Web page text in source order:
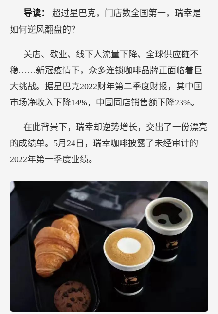
导读： 超过星巴克，门店数全国第一，瑞幸是
如何逆风翻盘的？
关店、歇业、线下人流量下降、全球供应链不
稳……新冠疫情下，众多连锁咖啡品牌正面临着巨
大挑战。据星巴克2022财年第二季度财报，其中国
市场净收入下降14%，中国同店销售额下降23%。
在此背景下，瑞幸却逆势增长，交出了一份漂亮
的成绩单。5月24日，瑞幸咖啡披露了未经审计的
2022年第一季度业绩。